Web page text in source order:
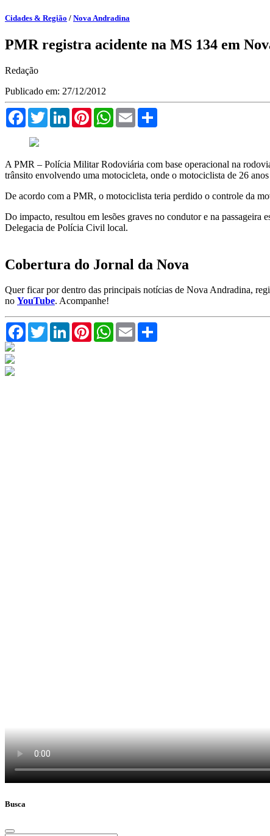
Cidades & Região / Nova Andradina
PMR registra acidente na MS 134 em
Redação
Publicado em: 27/12/2012
FacebookTwitterLinkedInPinterestWhatsApp
Email
A PMR – Polícia Militar Rodoviária com base operacional na
trânsito envolvendo uma motocicleta, onde o motociclista de 26
De acordo com a PMR, o motociclista teria perdido o controle da
Do impacto, resultou em lesões graves no condutor e na
Delegacia de Polícia Civil local.
Cobertura do Jornal da Nova
Quer ficar por dentro das principais notícias de Nova Andradina,
no YouTube. Acompanhe!
FacebookTwitterLinkedInPinterestWhatsApp
Email
Busca